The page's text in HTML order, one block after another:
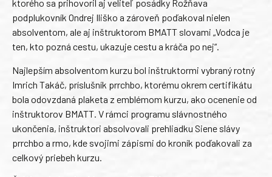
ktorého sa prihovoril aj veliteľ posádky Rožňava
podplukovník Ondrej Iliško a zároveň poďakoval nielen
absolventom, ale aj inštruktorom BMATT slovami „Vodca je
ten, kto pozná cestu, ukazuje cestu a kráča po nej“.
Najlepším absolventom kurzu bol inštruktormi vybraný rotný
Imrich Takáč, príslušník prrchbo, ktorému okrem certifikátu
bola odovzdaná plaketa z emblémom kurzu, ako ocenenie od
inštruktorov BMATT. V rámci programu slávnostného
ukončenia, inštruktori absolvovali prehliadku Siene slávy
prrchbo a rmo, kde svojimi zápismi do kroník poďakovali za
celkový priebeh kurzu.